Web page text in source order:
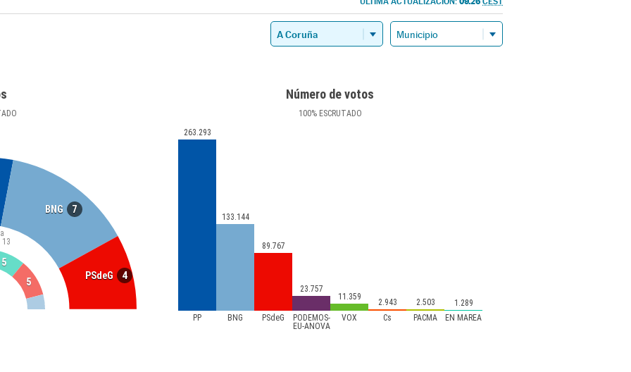
BNG 7
PSdeG 4
13
5
5
Número de votos
100%ESCRUTADO
PP BNG PSdeG
PODEMOS-
EU-ANOVA
VOX Cs PACMA EN MAREA
263.293
133.144
89.767
23.757
11.359
2.943 2.503 1.289